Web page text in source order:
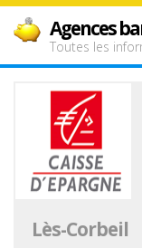
Agences
Toutes les
Lès-Corbeil